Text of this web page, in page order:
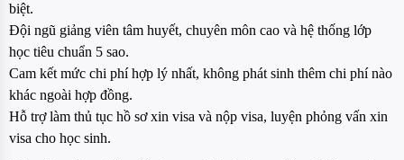
biệt.
Đội ngũ giảng viên tâm huyết, chuyên môn cao và hệ thống lớp
học tiêu chuẩn 5 sao.
Cam kết mức chi phí hợp lý nhất, không phát sinh thêm chi phí nào
khác ngoài hợp đồng.
Hỗ trợ làm thủ tục hồ sơ xin visa và nộp visa, luyện phỏng vấn xin
visa cho học sinh.